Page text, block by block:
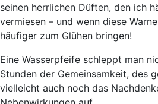
seinen herrlichen Düften, den ich
vermiesen – und wenn diese
häufiger zum Glühen bringen!
Eine Wasserpfeife schleppt man
Stunden der Gemeinsamkeit, des
vielleicht auch noch das